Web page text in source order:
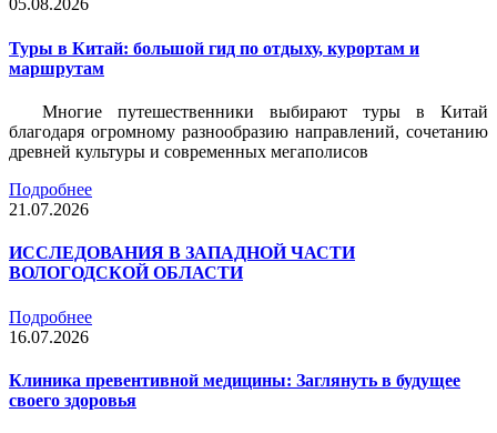
05.08.2026
Туры в Китай: большой гид по отдыху, курортам и
маршрутам
Многие путешественники выбирают туры в Китай
благодаря огромному разнообразию направлений, сочетанию
древней культуры и современных мегаполисов
Подробнее
21.07.2026
ИССЛЕДОВАНИЯ В ЗАПАДНОЙ ЧАСТИ
ВОЛОГОДСКОЙ ОБЛАСТИ
Подробнее
16.07.2026
Клиника превентивной медицины: Заглянуть в будущее
своего здоровья